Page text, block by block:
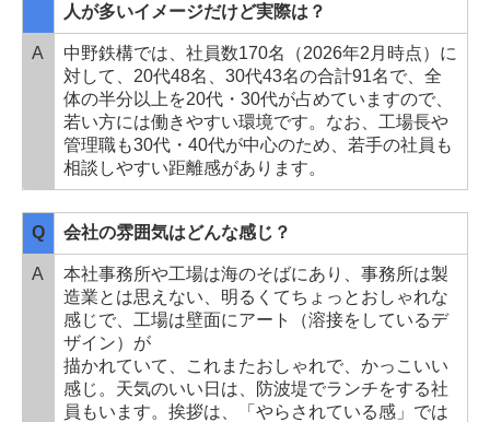
人が多いイメージだけど実際は？
A
中野鉄構では、社員数170名（2026年2月時点）に
対して、20代48名、30代43名の合計91名で、全
体の半分以上を20代・30代が占めていますので、
若い方には働きやすい環境です。なお、工場長や
管理職も30代・40代が中心のため、若手の社員も
相談しやすい距離感があります。
Q 会社の雰囲気はどんな感じ？
A
本社事務所や工場は海のそばにあり、事務所は製
造業とは思えない、明るくてちょっとおしゃれな
感じで、工場は壁面にアート（溶接をしているデ
ザイン）が
描かれていて、これまたおしゃれで、かっこいい
感じ。天気のいい日は、防波堤でランチをする社
員もいます。挨拶は、「やらされている感」では